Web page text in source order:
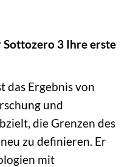
3 Ihre erste
das Ergebnis von
und
die Grenzen des
zu definieren. Er
mit